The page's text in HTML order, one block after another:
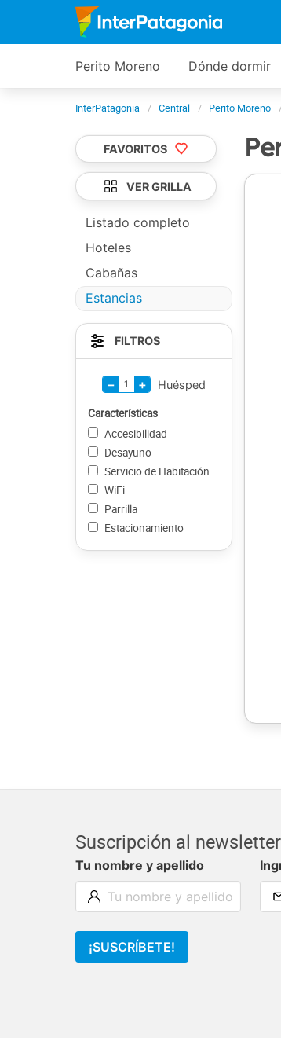
Perito Moreno Dónde dormir
InterPatagonia Central Perito Moreno
FAVORITOS
VER GRILLA
Listado completo
Hoteles
Cabañas
Estancias
FILTROS
− 1 + Huésped
Características
Accesibilidad
Desayuno
Servicio de Habitación
WiFi
Parrilla
Estacionamiento
Suscripción al newsletter
Tu nombre y apellido
¡SUSCRÍBETE!